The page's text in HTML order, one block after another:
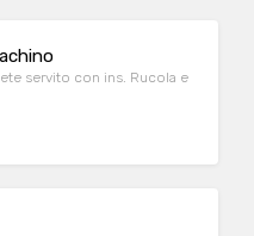
con ins. Rucola e